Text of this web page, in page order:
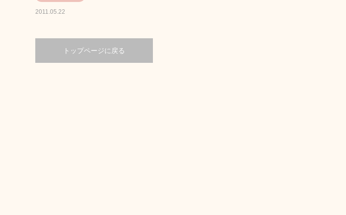
2011.05.22
トップページに戻る